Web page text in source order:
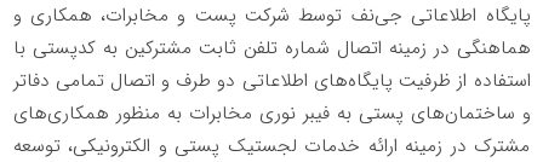
پایگاه اطلاعاتی جی‌نف توسط شرکت پست و مخابرات، همکاری و
هماهنگی در زمینه اتصال شماره تلفن ثابت مشترکین به کدپستی با
استفاده از ظرفیت پایگاه‌های اطلاعاتی دو طرف و اتصال تمامی دفاتر
و ساختمان‌های پستی به فیبر نوری مخابرات به منظور همکاری‌های
مشترک در زمینه ارائه خدمات لجستیک پستی و الکترونیکی، توسعه